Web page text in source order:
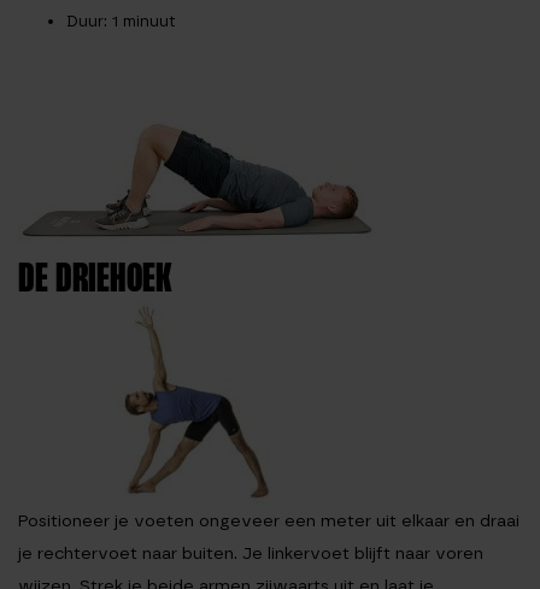
Duur: 1 minuut
DE DRIEHOEK
Positioneer je voeten ongeveer een meter uit elkaar en draai
je rechtervoet naar buiten. Je linkervoet blijft naar voren